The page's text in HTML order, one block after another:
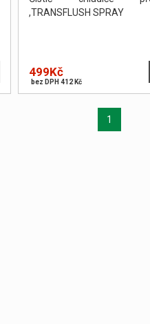
,TRANSFLUSH SPRAY
499Kč
bez DPH 412 Kč
1